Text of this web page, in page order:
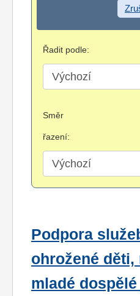
Řadit podle:
Směr
řazení:
Podpora
ohrožené děti,
mladé dospělé